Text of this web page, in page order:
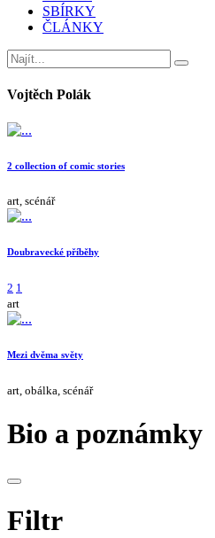
SBÍRKY
ČLÁNKY
Vojtěch Polák
2 collection of comic stories
art, scénář
Doubravecké příběhy
2 1
art
Mezi dvěma světy
art, obálka, scénář
Bio a poznámky
Filtr